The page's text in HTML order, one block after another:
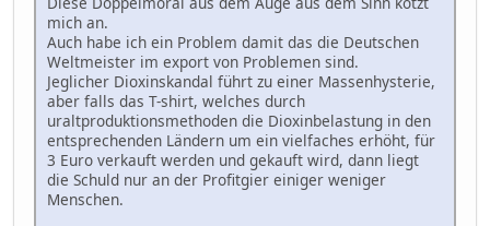
mich an.
Auch habe ich ein Problem damit das die Deutschen
Weltmeister im export von Problemen sind.
Jeglicher Dioxinskandal führt zu einer Massenhysterie,
aber falls das T-shirt, welches durch
uraltproduktionsmethoden die Dioxinbelastung in den
entsprechenden Ländern um ein vielfaches erhöht, für
3 Euro verkauft werden und gekauft wird, dann liegt
die Schuld nur an der Profitgier einiger weniger
Menschen.